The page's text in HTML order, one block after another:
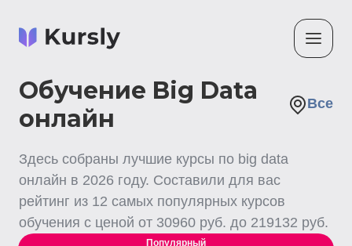
Обучение Big Data
онлайн
Все
Здесь собраны лучшие курсы по big data
онлайн в 2026 году. Составили для вас
рейтинг из 12 самых популярных курсов
обучения с ценой от 30960 руб. до 219132 руб.
Популярный